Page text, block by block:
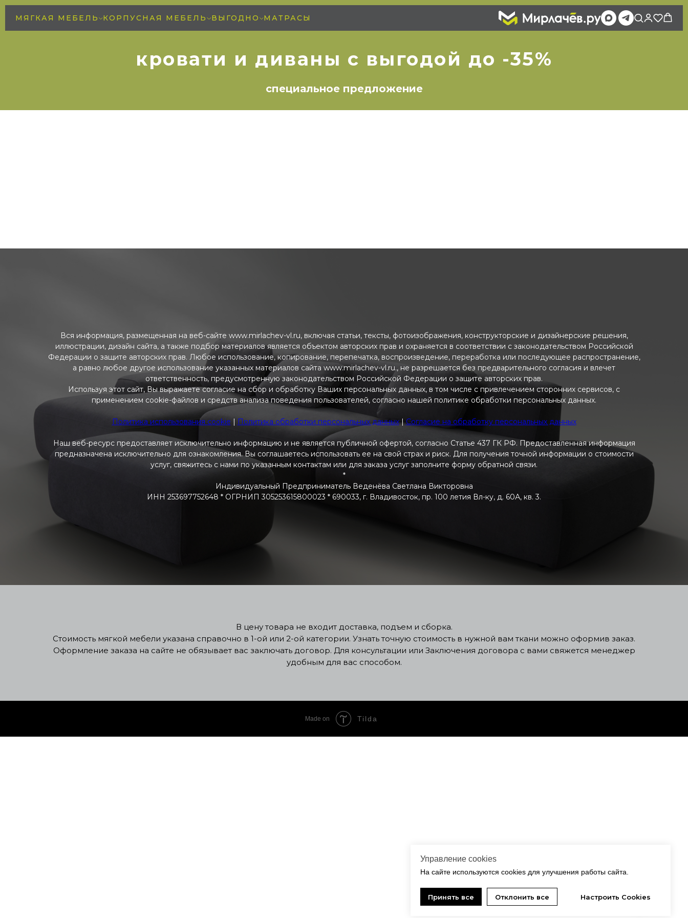
МЯГКАЯ МЕБЕЛЬ КОРПУСНАЯ МЕБЕЛЬ ВЫГОДНО МАТРАСЫ
кровати и диваны с выгодой до -35%
специальное предложение
Вся информация, размещенная на веб-сайте www.mirlachev-vl.ru, включая статьи, тексты, фотоизображения, конструкторские и дизайнерские решения,
иллюстрации, дизайн сайта, а также подбор материалов является объектом авторских прав и охраняется в соответствии с законодательством Российской
Федерации о защите авторских прав. Любое использование, копирование, перепечатка, воспроизведение, переработка или последующее распространение,
а равно любое другое использование указанных материалов сайта www.mirlachev-vl.ru., не разрешается без предварительного согласия и влечет
ответственность, предусмотренную законодательством Российской Федерации о защите авторских прав.
Используя этот сайт, Вы выражаете согласие на сбор и обработку Ваших персональных данных, в том числе с привлечением сторонних сервисов, с
применением cookie-файлов и средств анализа поведения пользователей, согласно нашей политике обработки персональных данных.
Политика использования cookie | Политика обработки персональных данных|Согласие на обработку персональных данных
Наш веб-ресурс предоставляет исключительно информацию и не является публичной офертой, согласно Статье 437 ГК РФ. Предоставленная информация
предназначена исключительно для ознакомления. Вы соглашаетесь использовать ее на свой страх и риск. Для получения точной информации о стоимости
услуг, свяжитесь с нами по указанным контактам или для заказа услуг заполните форму обратной связи.
*
Индивидуальный Предприниматель Веденёва Светлана Викторовна
ИНН 253697752648 * ОГРНИП 305253615800023 * 690033, г. Владивосток, пр. 100 летия Вл-ку, д. 60А, кв. 3.
Управление cookies
На сайте используются cookies для улучшения работы сайта.
Принять все Отклонить все Настроить Cookies
В цену товара не входит доставка, подъем и сборка.
Стоимость мягкой мебели указана справочно в 1-ой или 2-ой категории. Узнать точную стоимость в нужной вам ткани можно оформив заказ.
Оформление заказа на сайте не обязывает вас заключать договор. Для консультации или Заключения договора с вами свяжется менеджер
удобным для вас способом.
Made on Tilda